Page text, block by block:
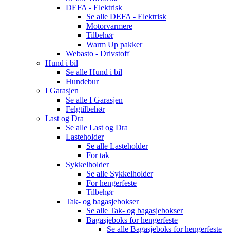
DEFA - Elektrisk
Se alle DEFA - Elektrisk
Motorvarmere
Tilbehør
Warm Up pakker
Webasto - Drivstoff
Hund i bil
Se alle Hund i bil
Hundebur
I Garasjen
Se alle I Garasjen
Felgtilbehør
Last og Dra
Se alle Last og Dra
Lasteholder
Se alle Lasteholder
For tak
Sykkelholder
Se alle Sykkelholder
For hengerfeste
Tilbehør
Tak- og bagasjebokser
Se alle Tak- og bagasjebokser
Bagasjeboks for hengerfeste
Se alle Bagasjeboks for hengerfeste